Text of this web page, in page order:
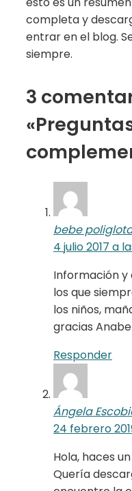
completa y
entrar en el blog.
siempre.
3
bebe
4 julio 2017 a
Información y
los que
los niños,
gracias
Responder
Ángela
24 febrero
Hola, haces
Quería